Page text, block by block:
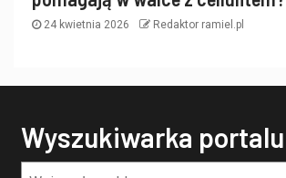
24 kwietnia 2026 Redaktor ramiel.pl
Wyszukiwarka portalu